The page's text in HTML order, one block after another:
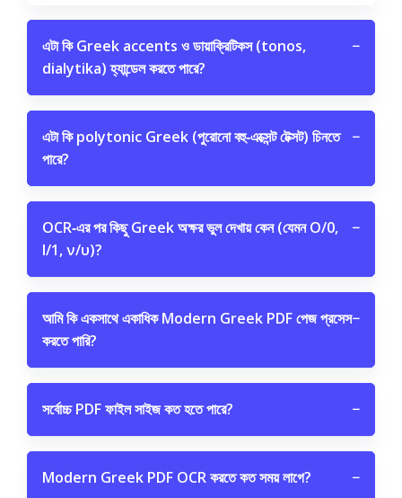
এটা কি Greek accents ও ডায়াক্রিটিকস (tonos,
dialytika) হ্যান্ডেল করতে পারে?
−
এটা কি polytonic Greek (পুরোনো বহু‑এক্সেন্ট টেক্সট) চিনতে
পারে?
−
OCR‑এর পর কিছু Greek অক্ষর ভুল দেখায় কেন (যেমন Ο/0,
Ι/1, ν/υ)?
−
আমি কি একসাথে একাধিক Modern Greek PDF পেজ প্রসেস
করতে পারি?
−
সর্বোচ্চ PDF ফাইল সাইজ কত হতে পারে? −
Modern Greek PDF OCR করতে কত সময় লাগে? −